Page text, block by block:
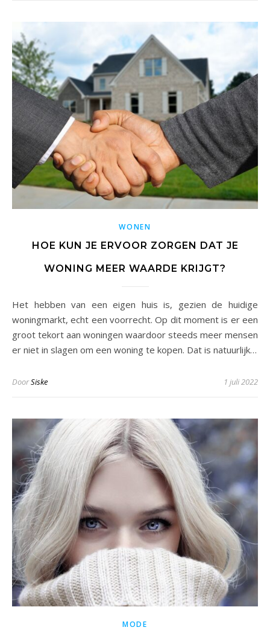
WONEN
HOE KUN JE ERVOOR ZORGEN DAT JE
WONING MEER WAARDE KRIJGT?
Het hebben van een eigen huis is, gezien de huidige
woningmarkt, echt een voorrecht. Op dit moment is er een
groot tekort aan woningen waardoor steeds meer mensen
er niet in slagen om een woning te kopen. Dat is natuurlijk…
DoorSiske 1 juli 2022
MODE